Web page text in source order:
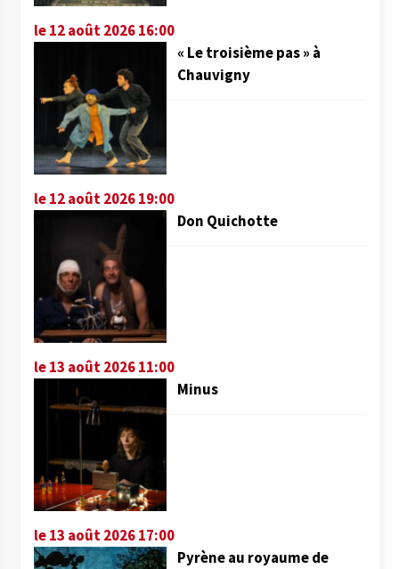
le 12 août 2026 16:00
« Le troisième pas » à
Chauvigny
le 12 août 2026 19:00
Don Quichotte
le 13 août 2026 11:00
Minus
le 13 août 2026 17:00
Pyrène au royaume de